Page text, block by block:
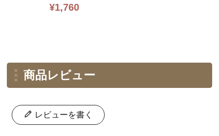
r・初心者向簡単キット
¥1,760
商品レビュー
レビューを書く